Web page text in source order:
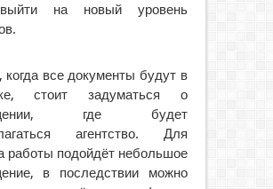
на новый уровень
когда все документы будут в
стоит задуматься о
где будет
агентство. Для
работы подойдёт небольшое
в последствии можно